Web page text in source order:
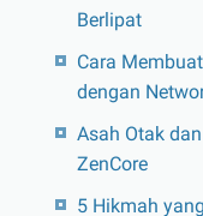
Berlipat
Cara
dengan
Asah Otak
ZenCore
5 Hikmah